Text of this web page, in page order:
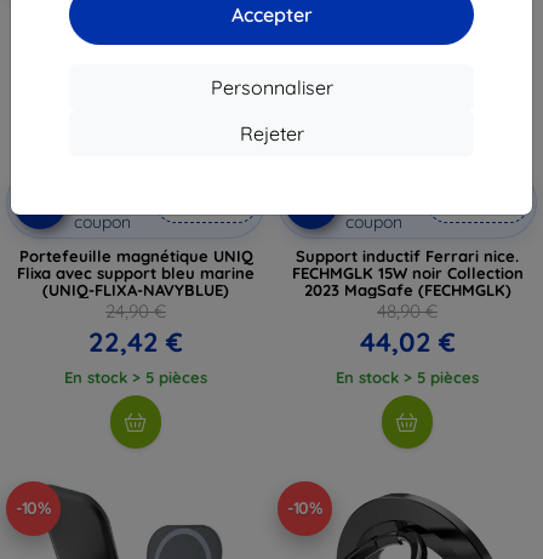
Accepter
Personnaliser
Rejeter
coupon
Portefeuille magnétique UNIQ
Flixa avec support bleu marine
(UNIQ-FLIXA-NAVYBLUE)
24,90 €
22,42 €
En stock > 5 pièces
coupon
Support inductif Ferrari nice.
FECHMGLK 15W noir Collection
2023 MagSafe (FECHMGLK)
48,90 €
44,02 €
En stock > 5 pièces
-10% -10%